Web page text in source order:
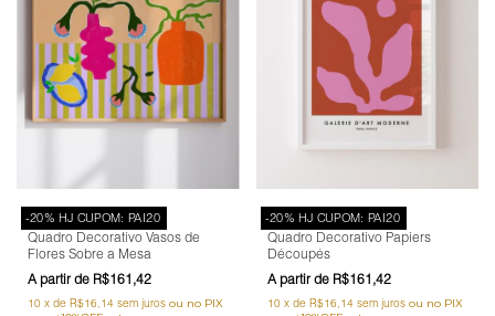
-20% HJ CUPOM: PAI20
Quadro Decorativo Vasos de
Flores Sobre a Mesa
R$161,42
10 x de R$16,14 sem juros
-20% HJ CUPOM: PAI20
Quadro Decorativo Papiers
Découpés
R$161,42
10 x de R$16,14 sem juros